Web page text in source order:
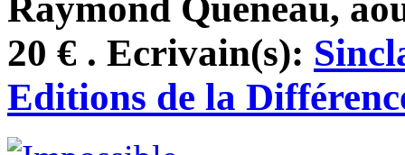
20 € . Ecrivain(s):
Editions de la